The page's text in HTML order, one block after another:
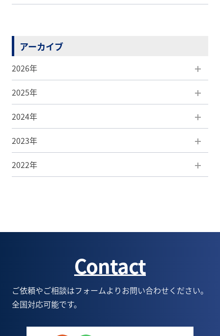
アーカイブ
2026年
8月(1)
7月(5)
6月(5)
5月(5)
2025年
12月(5)
11月(7)
10月(5)
5月(9)
4月(8)
2024年
12月(3)
11月(4)
6月(6)
5月(6)
2023年
12月(3)
7月(6)
6月(9)
2022年
5月(1)
1月(1)
Contact
ご依頼やご相談はフォームよりお問い合わせください。
全国対応可能です。